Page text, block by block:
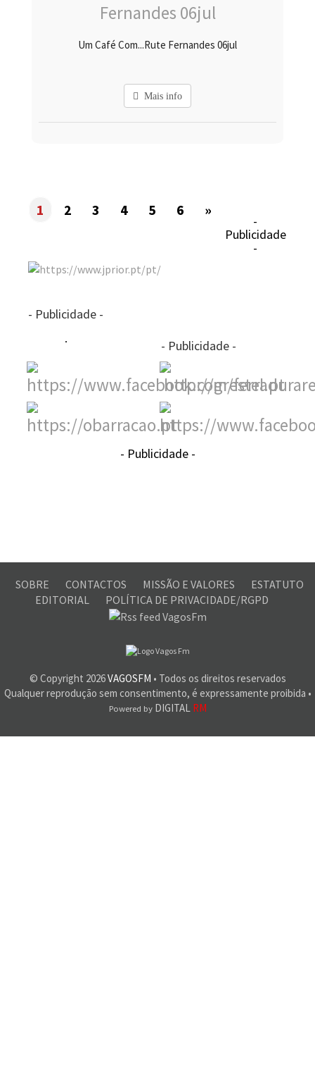
Um Café Com...Rute Fernandes 06jul
Mais info
1 2 3 4 5 6 »
-
Publicidade
-
- Publicidade -
- Publicidade -
- Publicidade -
SOBRE CONTACTOS MISSÃO E VALORES
ESTATUTO
EDITORIAL
POLÍTICA DE PRIVACIDADE/RGPD
© Copyright 2026VAGOSFM • Todos os direitos reservados
Qualquer reprodução sem consentimento, é expressamente proibida •
Powered byDIGITAL RM